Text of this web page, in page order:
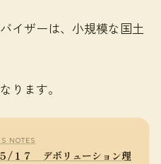
イザーは、小規模な国土
ります。
NOTES